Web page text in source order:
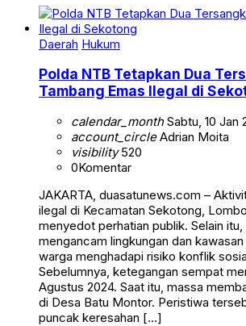
Daerah Hukum
Polda NTB Tetapkan Dua
Tambang Emas Ilegal di
calendar_monthSabtu, 10 Jan
account_circleAdrian Moita
visibility520
0Komentar
JAKARTA, duasatunews.com –
ilegal di Kecamatan Sekotong,
menyedot perhatian publik. Selain
mengancam lingkungan dan
warga menghadapi risiko konflik
Sebelumnya, ketegangan sempat
Agustus 2024. Saat itu, massa
di Desa Batu Montor. Peristiwa
puncak keresahan […]